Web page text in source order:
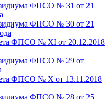
ФПСО № 31 от 21
ФПСО № 30 от 21
ФПСО № XI от 20.12.2018
ФПСО № 29 от
ФПСО № X от 13.11.2018
ФПСО № 28 от 25